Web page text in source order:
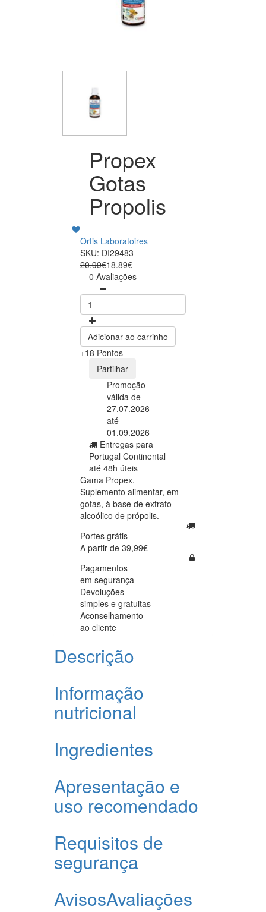
Propex
Gotas
Propolis
Ortis Laboratoires
SKU: DI29483
20.99€18.89€
0 Avaliações
Adicionar ao carrinho
+18 Pontos
Partilhar
Promoção
válida de
27.07.2026
até
01.09.2026
Entregas para
Portugal Continental
até 48h úteis
Gama Propex.
Suplemento alimentar, em
gotas, à base de extrato
alcoólico de própolis.
Portes grátis
A partir de 39,99€
Pagamentos
em segurança
Devoluções
simples e gratuitas
Aconselhamento
ao cliente
Descrição
Informação
nutricional
Ingredientes
Apresentação e
uso recomendado
Requisitos de
segurança
AvisosAvaliações